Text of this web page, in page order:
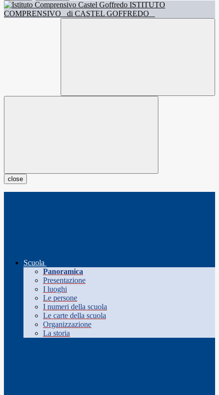
ISTITUTO
COMPRENSIVO
di CASTEL GOFFREDO
close
Scuola
Panoramica
Presentazione
I luoghi
Le persone
I numeri della scuola
Le carte della scuola
Organizzazione
La storia